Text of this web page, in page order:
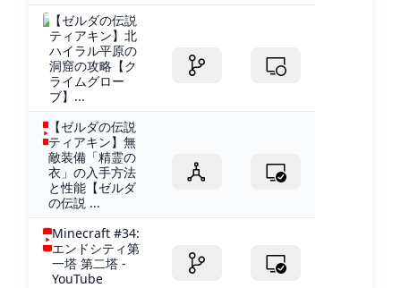
【ゼルダの伝説
ティアキン】北
ハイラル平原の
洞窟の攻略【ク
ライムグロー
ブ】...
【ゼルダの伝説
ティアキン】無
敵装備「精霊の
衣」の入手方法
と性能【ゼルダ
の伝説 ...
Minecraft #34:
エンドシティ第
一塔 第二塔 -
YouTube